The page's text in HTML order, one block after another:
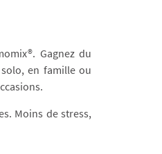
Gagnez du
en famille ou
Moins de stress,